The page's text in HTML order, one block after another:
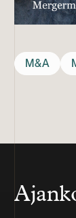
M&A